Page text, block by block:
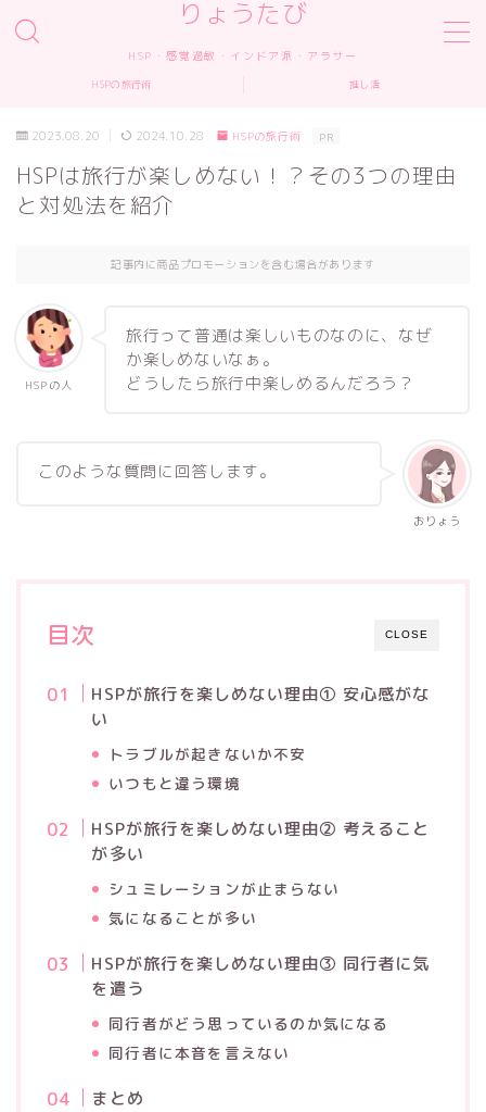
りょうたび
HSP・感覚過敏・インドア派・アラサー
プロフィール
HSPの旅行術
推し活
仕事の依頼
HSPの旅行術 推し活
2023.08.20 2024.10.28 HSPの旅行術 PR
HSPは旅行が楽しめない！？その3つの理由
と対処法を紹介
記事内に商品プロモーションを含む場合があります
HSPの人
旅行って普通は楽しいものなのに、なぜ
か楽しめないなぁ。
どうしたら旅行中楽しめるんだろう？
おりょう
このような質問に回答します。
CLOSE
目次
HSPが旅行を楽しめない理由① 安心感がな
い
トラブルが起きないか不安
いつもと違う環境
HSPが旅行を楽しめない理由② 考えること
が多い
シュミレーションが止まらない
気になることが多い
HSPが旅行を楽しめない理由③ 同行者に気
を遣う
同行者がどう思っているのか気になる
同行者に本音を言えない
まとめ